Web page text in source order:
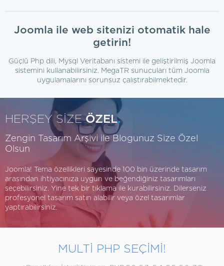
Joomla ile web sitenizi otomatik hale
getirin!
Güçlü Php dili, Mysql Veritabanı sistemi ile geliştirilmiş Joomla
sistemini kullanabilirsiniz. MegaTR sunucuları tüm Joomla
uygulamalarını sorunsuz çalıştırabilmektedir.
HERŞEY SİZEÖZEL.
Zengin Tasarım Arşivi ile Blogunuz Size Özel
Olsun
Joomla! Tema özellikleri sayesinde 100 bin üzerinde tasarım
arasından ihtiyacınıza uygun ve beğendiğiniz tasarımları
seçebilirsiniz. Yine tek bir tıklama ile kurabilirsiniz. Dilerseniz
profesyonel tasarım satın alabilir veya özel tasarımlar
yaptırabilirsiniz.
MULTİ PHP SEÇİMİ!